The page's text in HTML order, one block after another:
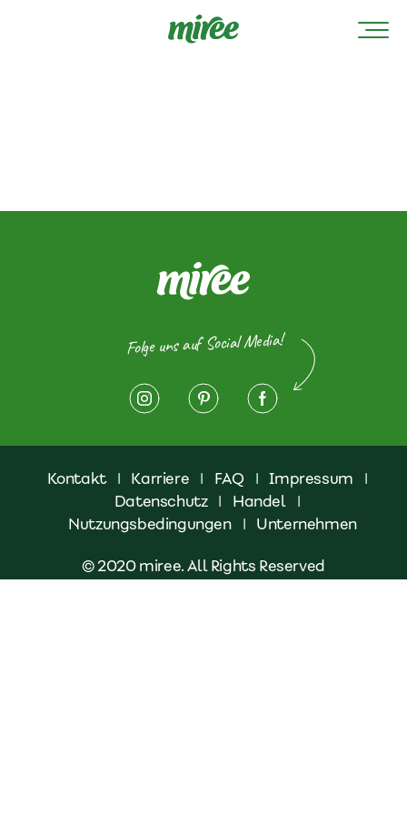
Folge uns auf Social Media!
Kontakt | Karriere | FAQ | Impressum
|
Datenschutz | Handel
|
Nutzungsbedingungen
| Unternehmen
© 2020 miree. All Rights Reserved